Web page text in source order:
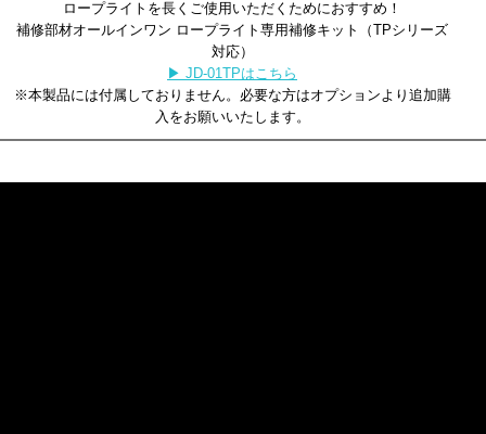
ロープライトを長くご使用いただくためにおすすめ！
補修部材オールインワン ロープライト専用補修キット（TPシリーズ
対応）
▶ JD-01TPはこちら
※本製品には付属しておりません。必要な方はオプションより追加購
入をお願いいたします。